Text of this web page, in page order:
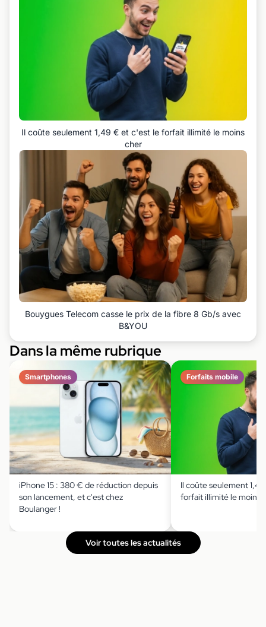
Il coûte seulement 1,49 € et c'est le forfait illimité le moins
cher
Bouygues Telecom casse le prix de la fibre 8 Gb/s avec
B&YOU
Dans la même rubrique
Smartphones
iPhone 15 : 380 € de réduction depuis
son lancement, et c'est chez
Boulanger !
Forfaits mobile
Il coûte seulement
forfait illimité le moins
Voir toutes les actualités